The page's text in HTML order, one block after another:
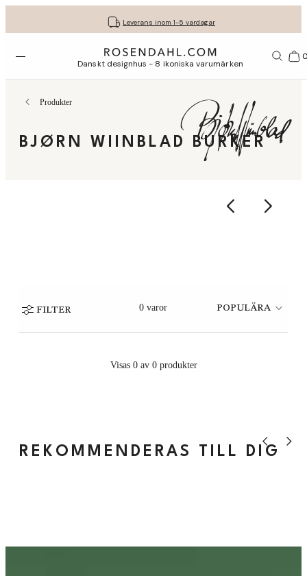
Leverans inom 1-5 vardagar
Fri frakt på köp för minst 849 kr.
30 dagars fri retur med GLS
Få dina presenter fint inslagna
Öppna menyn Danskt designhus - 8 ikoniska varumärken
Produkter
BJØRN WIINBLAD BURKER
FILTER 0 varor POPULÄRA
Visas 0 av 0 produkter
REKOMMENDERAS TILL DIGVisa tidigare
Visa